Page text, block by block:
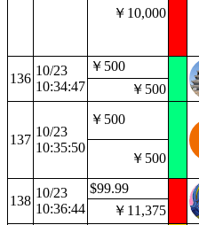
￥10,000
136
10/23
10:34:47
￥500
￥500
137
10/23
10:35:50
￥500
￥500
138
10/23
10:36:44
$99.99
￥11,375